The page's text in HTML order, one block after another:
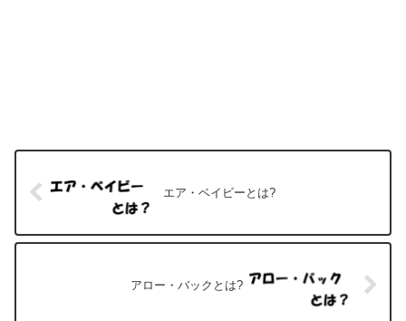
エア・ベイビーとは?
アロー・バックとは?